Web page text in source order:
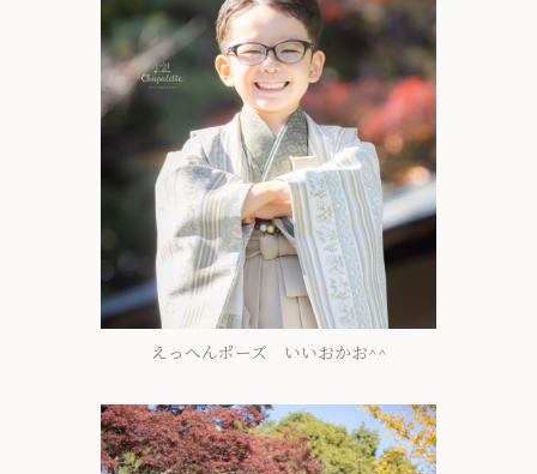
えっへんポーズ いいおかお^^